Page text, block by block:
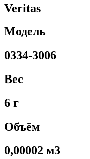
Veritas
Модель
0334-3006
Вес
6 г
Объём
0,00002 м3